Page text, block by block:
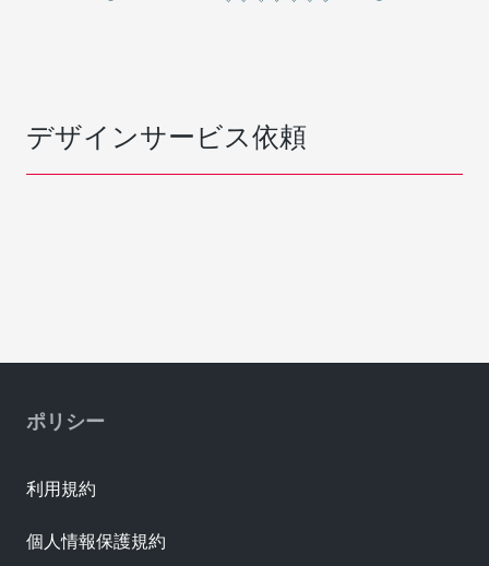
デザインサービス依頼
ポリシー
利用規約
個人情報保護規約